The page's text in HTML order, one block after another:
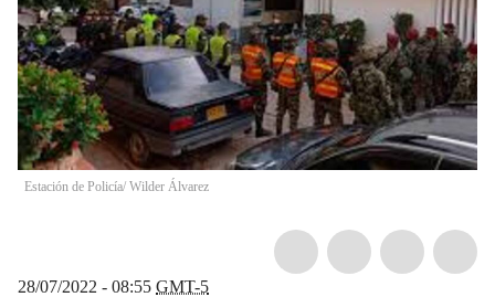
Estación de Policía/ Wilder Álvarez
28/07/2022 - 08:55 GMT-5